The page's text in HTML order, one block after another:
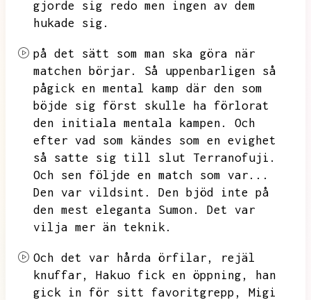
gjorde sig redo men ingen av dem
hukade sig.
på det sätt som man ska göra när
matchen börjar.
Så uppenbarligen så
pågick en mental kamp där den som
böjde sig först skulle ha förlorat
den initiala mentala kampen.
Och
efter vad som kändes som en evighet
så satte sig till slut Terranofuji.
Och sen följde en match som var...
Den var vildsint.
Den bjöd inte på
den mest eleganta Sumon.
Det var
vilja mer än teknik.
Och det var hårda örfilar,
rejäl
knuffar,
Hakuo fick en öppning,
han
gick in för sitt favoritgrepp,
Migi